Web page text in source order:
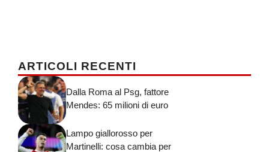
ARTICOLI RECENTI
Dalla Roma al Psg, fattore
Mendes: 65 milioni di euro
Lampo giallorosso per
Martinelli: cosa cambia per